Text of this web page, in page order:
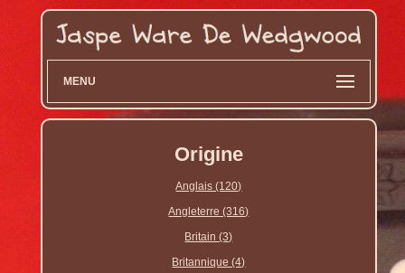
MENU
Origine
Anglais (120)
Angleterre (316)
Britain (3)
Britannique (4)